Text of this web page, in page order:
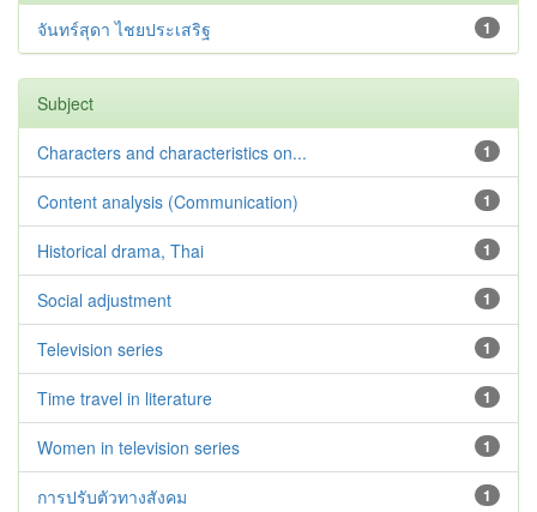
1
จันทร์สุดา ไชยประเสริฐ
Subject
1
Characters and characteristics on...
1
Content analysis (Communication)
1
Historical drama, Thai
1
Social adjustment
1
Television series
1
Time travel in literature
1
Women in television series
1
การปรับตัวทางสังคม